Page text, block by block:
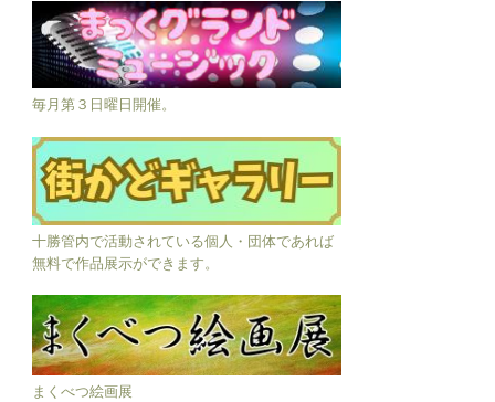
毎月第３日曜日開催。
十勝管内で活動されている個人・団体であれば
無料で作品展示ができます。
まくべつ絵画展